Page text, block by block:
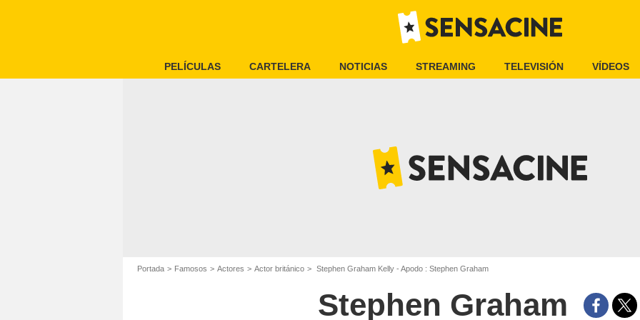
PELÍCULAS CARTELERA NOTICIAS STREAMING TELEVISIÓN VÍDEOS
Portada Famosos Actores Actor británico Stephen Graham Kelly - Apodo : Stephen Graham
Stephen Graham